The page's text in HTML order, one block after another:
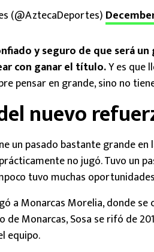
(@AztecaDeportes)
y seguro de que será
con ganar el título.Y es que
pensar en grande, sino no
nuevo
un pasado bastante grande en
no jugó. Tuvo un
tuvo muchas
a Monarcas Morelia, donde
de Monarcas, Sosa se rifó de
equipo.